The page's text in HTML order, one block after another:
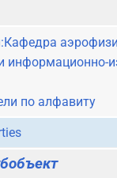
информационно-
по алфавиту